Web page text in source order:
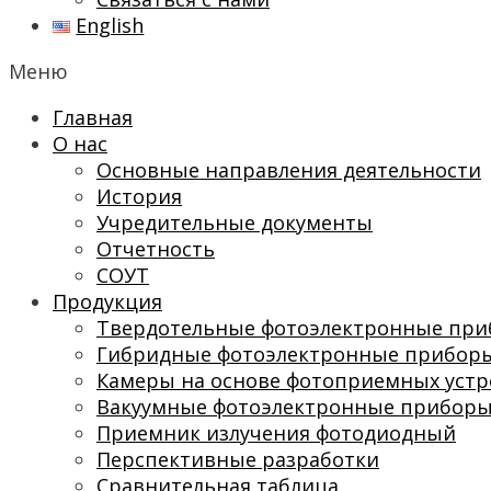
English
Меню
Главная
О нас
Основные направления деятельности
История
Учредительные документы
Отчетность
СОУТ
Продукция
Твердотельные фотоэлектронные
Гибридные фотоэлектронные
Камеры на основе фотоприемных
Вакуумные фотоэлектронные приборы
Приемник излучения фотодиодный
Перспективные разработки
Сравнительная таблица